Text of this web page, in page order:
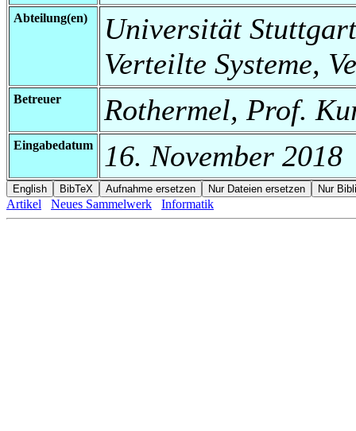
Abteilung(en)
Universität
Verteilte Systeme,
Betreuer Rothermel, Prof.
Eingabedatum 16. November 2018
Artikel Neues Sammelwerk Informatik